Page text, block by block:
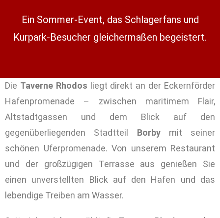
Ein Sommer-Event, das Schlagerfans und
Kurpark-Besucher gleichermaßen begeistert.
Die Taverne Rhodos liegt direkt an der Eckernförder
Hafenpromenade – zwischen maritimem Flair,
Altstadtgassen und dem Blick auf den
gegenüberliegenden Stadtteil Borbymit seiner
schönen Uferpromenade. Von unserem Restaurant
und der großzügigen Terrasse aus genießen Sie
einen unverstellten Blick auf den Hafen und das
lebendige Treiben am Wasser.